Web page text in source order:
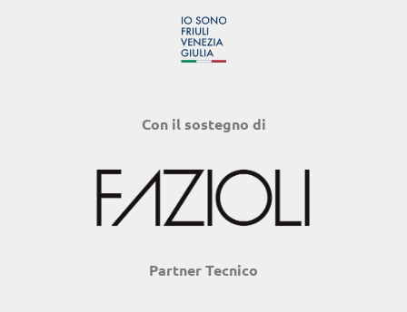
Con il sostegno di
Partner Tecnico